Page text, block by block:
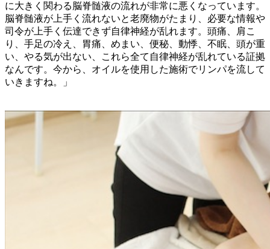
に大きく関わる脳脊髄液の流れが非常に悪くなっています。
脳脊髄液が上手く流れないと老廃物がたまり、必要な情報や
司令が上手く伝達できず自律神経が乱れます。頭痛、肩こ
り、手足の冷え、胃痛、めまい、便秘、動悸、不眠、頭が重
い、やる気が出ない、これら全て自律神経が乱れている証拠
なんです。今から、オイルを使用した施術でリンパを流して
いきますね。」